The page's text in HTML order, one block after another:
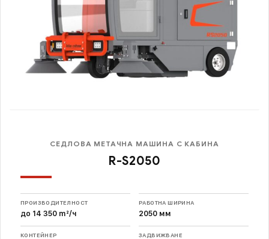
СЕДЛОВА МЕТАЧНА МАШИНА С КАБИНА
R-S2050
ПРОИЗВОДИТЕЛНОСТ
до 14 350 m²/ч
РАБОТНА ШИРИНА
2050 мм
КОНТЕЙНЕР ЗАДВИЖВАНЕ